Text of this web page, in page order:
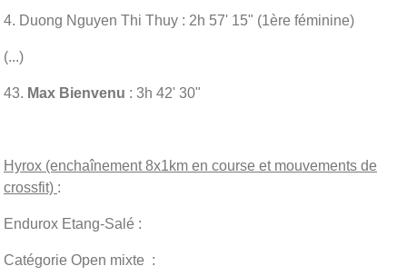
4. Duong Nguyen Thi Thuy : 2h 57' 15" (1ère féminine)
(...)
43. Max Bienvenu : 3h 42' 30"
Hyrox (enchaînement 8x1km en course et mouvements de
crossfit) :
Endurox Etang-Salé :
Catégorie Open mixte :